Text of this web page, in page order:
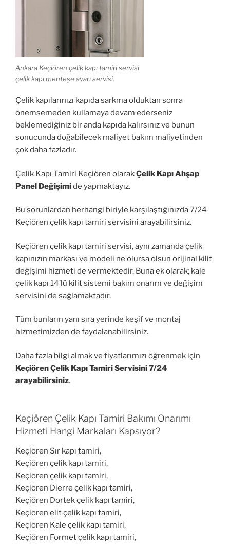
Ankara Keçiören çelik kapı tamiri servisi
çelik kapı menteşe ayarı servisi.
Çelik kapılarınızı kapıda sarkma olduktan sonra
önemsemeden kullamaya devam ederseniz
beklemediğiniz bir anda kapıda kalırsınız ve bunun
sonucunda doğabilecek maliyet bakım maliyetinden
çok daha fazladır.
Çelik Kapı Tamiri Keçiören olarakÇelik Kapı Ahşap
Panel Değişimide yapmaktayız.
Bu sorunlardan herhangi biriyle karşılaştığınızda 7/24
Keçiören çelik kapı tamiri servisini arayabilirsiniz.
Keçiören çelik kapı tamiri servisi, aynı zamanda çelik
kapınızın markası ve modeli ne olursa olsun orijinal kilit
değişimi hizmeti de vermektedir. Buna ek olarak; kale
çelik kapı 14’lü kilit sistemi bakım onarım ve değişim
servisini de sağlamaktadır.
Tüm bunların yanı sıra yerinde keşif ve montaj
hizmetimizden de faydalanabilirsiniz.
Daha fazla bilgi almak ve fiyatlarımızı öğrenmek için
Keçiören Çelik Kapı Tamiri Servisini 7/24
arayabilirsiniz.
Keçiören Çelik Kapı Tamiri Bakımı Onarımı
Hizmeti Hangi Markaları Kapsıyor?
Keçiören Sır kapı tamiri,
Keçiören çelik kapı tamiri,
Keçiören çelik kapı tamiri,
Keçiören Dierre çelik kapı tamiri,
Keçiören Dortek çelik kapı tamiri,
Keçiören elit çelik kapı tamiri,
Keçiören Kale çelik kapı tamiri,
Keçiören Formet çelik kapı tamiri,